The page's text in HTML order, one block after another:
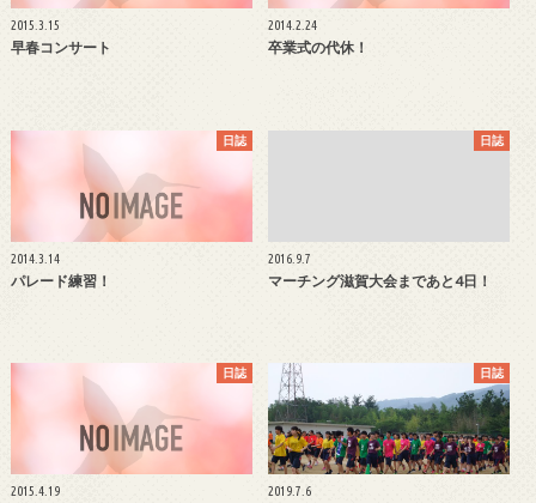
2015.3.15
早春コンサート
2014.2.24
卒業式の代休！
日誌
2014.3.14
パレード練習！
日誌
2016.9.7
マーチング滋賀大会まであと4日！
日誌
2015.4.19
日誌
2019.7.6